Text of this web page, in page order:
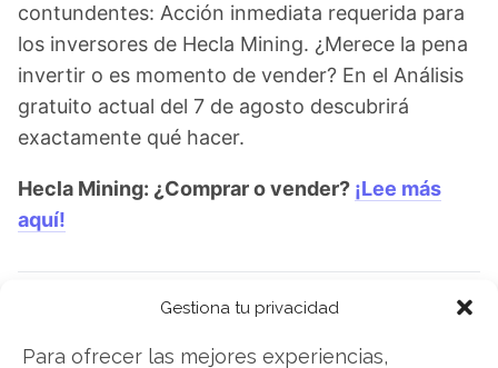
Gestiona tu privacidad
Para ofrecer las mejores experiencias,
contundentes: Acción inmediata requerida para
los inversores de Hecla Mining. ¿Merece la pena
invertir o es momento de vender? En el Análisis
gratuito actual del 7 de agosto descubrirá
exactamente qué hacer.
Hecla Mining: ¿Comprar o vender? ¡Lee más
aquí!